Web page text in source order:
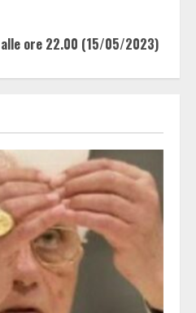
alle ore 22.00 (15/05/2023)